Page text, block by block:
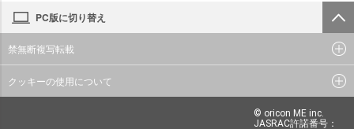
PC版に切り替え
禁無断複写転載
クッキーの使用について
© oricon ME inc.
JASRAC許諾番号：